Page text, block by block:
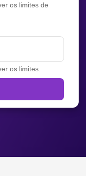
os limites de
os limites.